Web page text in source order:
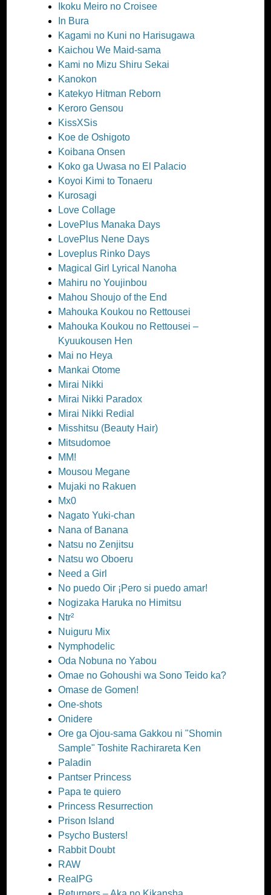
Ikoku Meiro no Croisee
In Bura
Kagami no Kuni no Harisugawa
Kaichou We Maid-sama
Kami no Mizu Shiru Sekai
Kanokon
Katekyo Hitman Reborn
Keroro Gensou
KissXSis
Koe de Oshigoto
Koibana Onsen
Koko ga Uwasa no El Palacio
Koyoi Kimi to Tonaeru
Kurosagi
Love Collage
LovePlus Manaka Days
LovePlus Nene Days
Loveplus Rinko Days
Magical Girl Lyrical Nanoha
Mahiru no Youjinbou
Mahou Shoujo of the End
Mahouka Koukou no Rettousei
Mahouka Koukou no Rettousei –
Kyuukousen Hen
Mai no Heya
Mankai Otome
Mirai Nikki
Mirai Nikki Paradox
Mirai Nikki Redial
Misshitsu (Beauty Hair)
Mitsudomoe
MM!
Mousou Megane
Mujaki no Rakuen
Mx0
Nagato Yuki-chan
Nana of Banana
Natsu no Zenjitsu
Natsu wo Oboeru
Need a Girl
No puedo Oir ¡Pero si puedo amar!
Nogizaka Haruka no Himitsu
Ntr²
Nuiguru Mix
Nymphodelic
Oda Nobuna no Yabou
Omae no Gohoushi wa Sono Teido ka?
Omase de Gomen!
One-shots
Onidere
Ore ga Ojou-sama Gakkou ni "Shomin
Sample" Toshite Rachirareta Ken
Paladin
Pantser Princess
Papa te quiero
Princess Resurrection
Prison Island
Psycho Busters!
Rabbit Doubt
RAW
RealPG